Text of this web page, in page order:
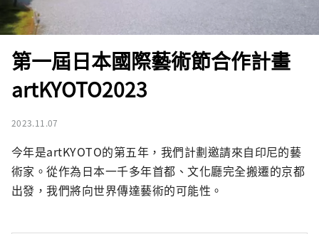
第一屆日本國際藝術節合作計畫
artKYOTO2023
2023.11.07
今年是artKYOTO的第五年，我們計劃邀請來自印尼的藝
術家。從作為日本一千多年首都、文化廳完全搬遷的京都
出發，我們將向世界傳達藝術的可能性。